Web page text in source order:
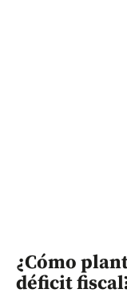
¿Cómo
déficit